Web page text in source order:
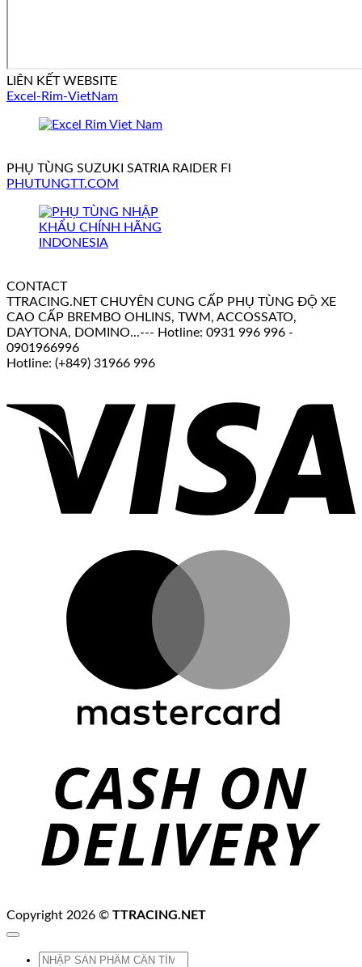
LIÊN KẾT WEBSITE
Excel-Rim-VietNam
PHỤ TÙNG SUZUKI SATRIA RAIDER FI
PHUTUNGTT.COM
CONTACT
TTRACING.NET CHUYÊN CUNG CẤP PHỤ TÙNG ĐỘ XE
CAO CẤP BREMBO OHLINS, TWM, ACCOSSATO,
DAYTONA, DOMINO...--- Hotline: 0931 996 996 -
0901966996
Hotline: (+849) 31966 996
Copyright 2026 © TTRACING.NET
Tìm